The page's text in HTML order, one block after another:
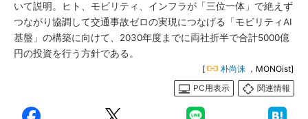
いて説明。ヒト、モビリティ、インフラが「三位一体」で絶えず
つながり協調して交通事故ゼロの実現につなげる「モビリティAI
基盤」の構築に向けて、2030年度までに両社折半で合計5000億
円の投資を行う方針である。
[ 朴尚洙 ，MONOist]
PC用表示
関連情報